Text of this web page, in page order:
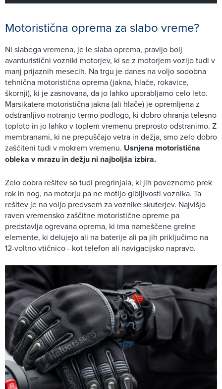
Motoristična oprema za slabo vreme?
Ni slabega vremena, je le slaba oprema, pravijo bolj
avanturistični vozniki motorjev, ki se z motorjem vozijo tudi v
manj prijaznih mesecih. Na trgu je danes na voljo sodobna
tehnična motoristična oprema (jakna, hlače, rokavice,
škornji), ki je zasnovana, da jo lahko uporabljamo celo leto.
Marsikatera motoristična jakna (ali hlače) je opremljena z
odstranljivo notranjo termo podlogo, ki dobro ohranja telesno
toploto in jo lahko v toplem vremenu preprosto odstranimo. Z
membranami, ki ne prepuščajo vetra in dežja, smo zelo dobro
zaščiteni tudi v mokrem vremenu. Usnjena motoristična
obleka v mrazu in dežju ni najboljša izbira.
Zelo dobra rešitev so tudi pregrinjala, ki jih poveznemo prek
rok in nog, na motorju pa ne motijo gibljivosti voznika. Ta
rešitev je na voljo predvsem za voznike skuterjev. Najvišjo
raven vremensko zaščitne motoristične opreme pa
predstavlja ogrevana oprema, ki ima nameščene grelne
elemente, ki delujejo ali na baterije ali pa jih priključimo na
12-voltno vtičnico - kot telefon ali navigacijsko napravo.